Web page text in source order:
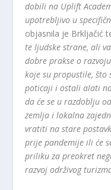
dobili na Uplift
upotrebljivo u
objasnila je Brkljačić
te ljudske strane, ali
dobre prakse o
koje su propustile, što
poticaji i ostali alati
da će se u razdoblju
zemlja i lokalna
vratiti na stare
prije pandemije ili će
priliku za preokret
razvoj održivog